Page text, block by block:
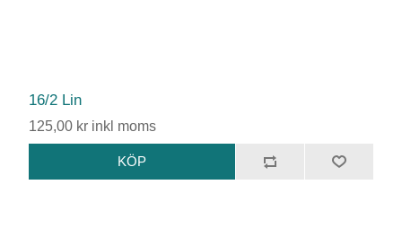
16/2 Lin
125,00 kr inkl moms